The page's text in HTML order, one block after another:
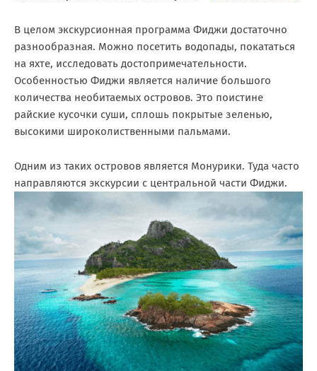
В целом экскурсионная программа Фиджи достаточно
разнообразная. Можно посетить водопады, покататься
на яхте, исследовать достопримечательности.
Особенностью Фиджи является наличие большого
количества необитаемых островов. Это поистине
райские кусочки суши, сплошь покрытые зеленью,
высокими широколиственными пальмами.
Одним из таких островов является Монурики. Туда часто
направляются экскурсии с центральной части Фиджи.